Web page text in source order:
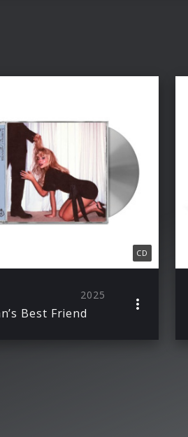
CD
2025
Best Friend